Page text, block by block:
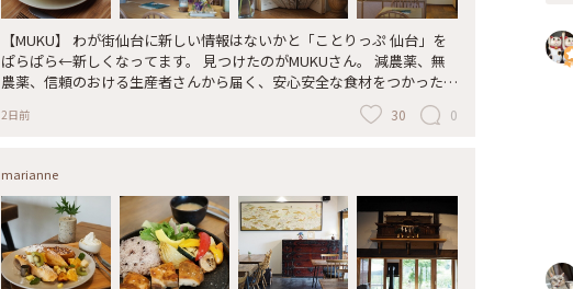
【MUKU】 わが街仙台に新しい情報はないかと「ことりっぷ 仙台」を
ぱらぱら←新しくなってます。 見つけたのがMUKUさん。 減農薬、無
農薬、信頼のおける生産者さんから届く、安心安全な食材をつかったお
2日前 30 0
marianne